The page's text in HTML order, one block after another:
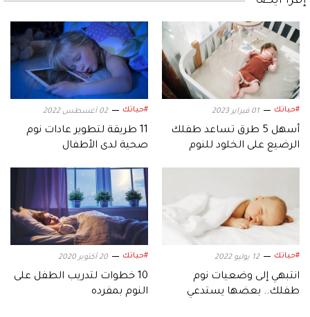
#حياتك 01 فبراير 2023
أسهل 5 طرق تساعد طفلك
الرضيع على الخلود للنوم
#حياتك 02 أغسطس 2022
11 طريقة لتطوير عادات نوم
صحية لدى الأطفال
#حياتك 12 يوليو 2022
انتبهي إلى وضعيات نوم
طفلك.. بعضها يستدعي
#حياتك 20 أكتوبر 2020
10 خطوات لتدريب الطفل على
النوم بمفرده